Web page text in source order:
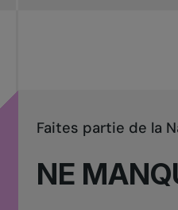
NE
Faites partie de la